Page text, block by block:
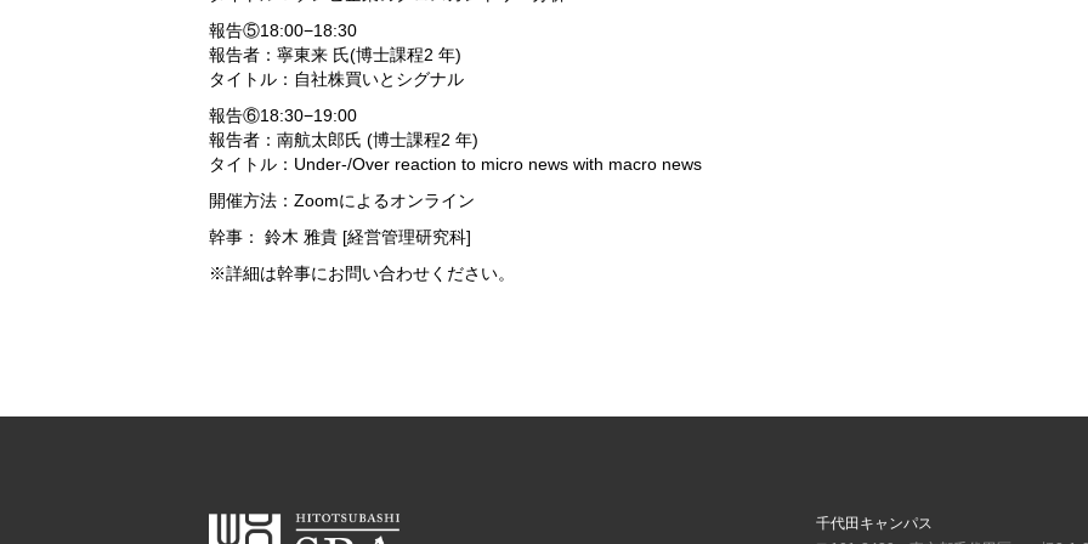
報告⑤18:00−18:30
報告者：寧東来 氏(博⼠課程2 年)
タイトル：⾃社株買いとシグナル
報告⑥18:30−19:00
報告者：南航太郎氏 (博⼠課程2 年)
タイトル：Under-/Over reaction to micro news with macro news
開催方法：Zoomによるオンライン
幹事： 鈴木 雅貴 [経営管理研究科]
※詳細は幹事にお問い合わせください。
千代田キャンパス